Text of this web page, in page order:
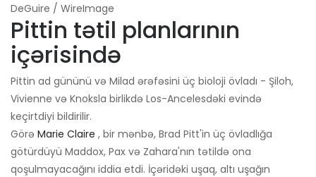
DeGuire / WireImage
Pittin tətil planlarının
içərisində
Pittin ad gününü və Milad ərəfəsini üç bioloji övladı - Şiloh,
Vivienne və Knoksla birlikdə Los-Ancelesdəki evində
keçirtdiyi bildirilir.
Görə Marie Claire , bir mənbə, Brad Pitt'in üç övladlığa
götürdüyü Maddox, Pax və Zahara'nın tətildə ona
qoşulmayacağını iddia etdi. İçəridəki uşaq, altı uşağın